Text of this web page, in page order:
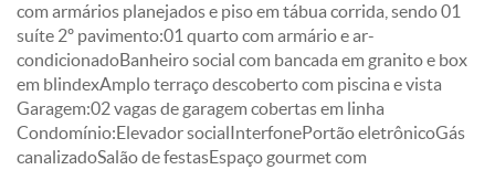
com armários planejados e piso em tábua corrida, sendo 01
suíte 2º pavimento:01 quarto com armário e ar-
condicionadoBanheiro social com bancada em granito e box
em blindexAmplo terraço descoberto com piscina e vista
Garagem:02 vagas de garagem cobertas em linha
Condomínio:Elevador socialInterfonePortão eletrônicoGás
canalizadoSalão de festasEspaço gourmet com